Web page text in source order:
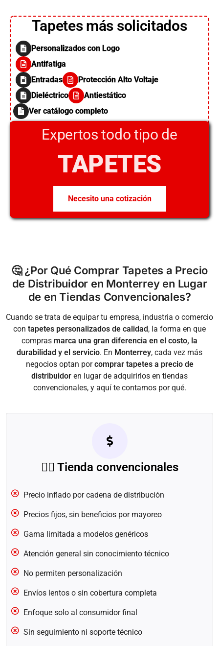
Tapetes más solicitados
Antifatiga
Personalizados con Logo
Entradas
Protección Alto Voltaje
Antiestático
Dieléctrico
Ver catálogo completo
Expertos todo tipo de
TAPETES
Necesito una cotización
🤔 ¿Por Qué Comprar Tapetes a Precio
de Distribuidor en Monterrey en Lugar
de en Tiendas Convencionales?
Cuando se trata de equipar tu empresa, industria o comercio
con tapetes personalizados de calidad, la forma en que
compras marca una gran diferencia en el costo, la
durabilidad y el servicio. En Monterrey, cada vez más
negocios optan porcomprar tapetes a precio de
distribuidor en lugar de adquirirlos en tiendas
convencionales, y aquí te contamos por qué.
🧍‍♂️ Tienda convencionales
Precio inflado por cadena de distribución
Precios fijos, sin beneficios por mayoreo
Gama limitada a modelos genéricos
Atención general sin conocimiento técnico
No permiten personalización
Envíos lentos o sin cobertura completa
Enfoque solo al consumidor final
Sin seguimiento ni soporte técnico